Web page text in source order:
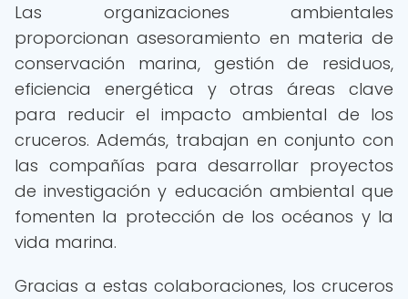
Las organizaciones ambientales
proporcionan asesoramiento en materia de
conservación marina, gestión de residuos,
eficiencia energética y otras áreas clave
para reducir el impacto ambiental de los
cruceros. Además, trabajan en conjunto con
las compañías para desarrollar proyectos
de investigación y educación ambiental que
fomenten la protección de los océanos y la
vida marina.
Gracias a estas colaboraciones, los cruceros